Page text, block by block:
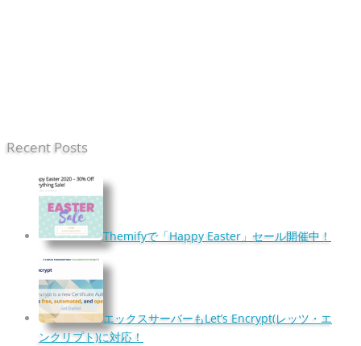
Recent Posts
Themifyで「Happy Easter」セール開催中！
エックスサーバーもLet’s Encrypt(レッツ・エ
ンクリプト)に対応！